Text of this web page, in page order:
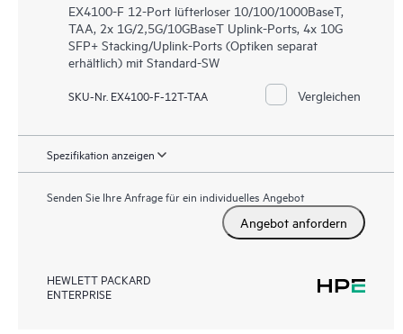
EX4100-F 12-Port lüfterloser 10/100/1000BaseT,
TAA, 2x 1G/2,5G/10GBaseT Uplink-Ports, 4x 10G
SFP+ Stacking/Uplink-Ports (Optiken separat
erhältlich) mit Standard-SW
SKU-Nr. EX4100-F-12T-TAA Vergleichen
Spezifikation anzeigen
Senden Sie Ihre Anfrage für ein individuelles Angebot
Angebot anfordern
HEWLETT PACKARD
ENTERPRISE